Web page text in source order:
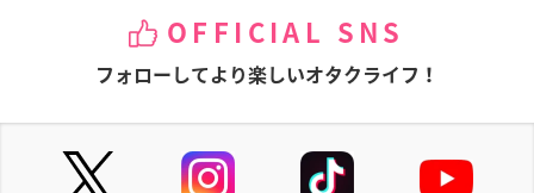
OFFICIAL SNS
フォローしてより楽しいオタクライフ！